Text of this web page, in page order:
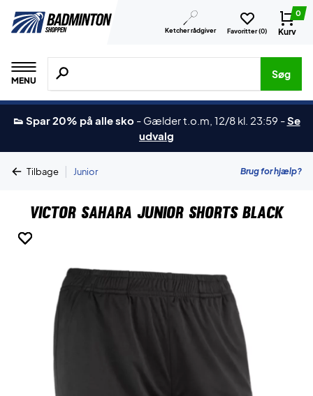
Ketcher rådgiver Favoritter (0)
0
Kurv
MENU
Søg efter produkter, mærker etc.
Søg
👟 Spar 20% på alle sko - Gælder t.o.m, 12/8 kl. 23:59 -Se
udvalg
Tilbage | Junior Brug for hjælp?
Victor Sahara Junior Shorts Black